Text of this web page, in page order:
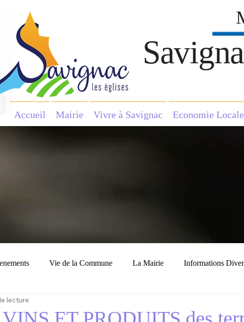
Accueil Mairie Vivre à Savignac Economie Locale
Vie de la Commune La Mairie Informations
lecture